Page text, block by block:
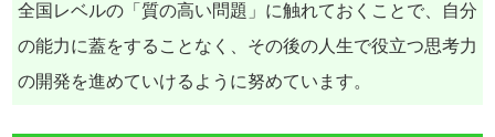
全国レベルの「質の高い問題」に触れておくことで、自分
の能力に蓋をすることなく、その後の人生で役立つ思考力
の開発を進めていけるように努めています。